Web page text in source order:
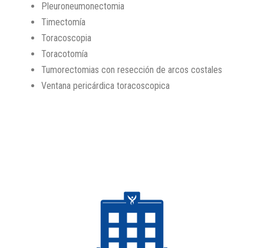
Pleuroneumonectomia
Timectomía
Toracoscopia
Toracotomía
Tumorectomias con resección de arcos costales
Ventana pericárdica toracoscopica